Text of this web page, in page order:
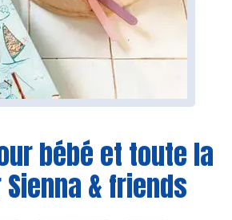
bébé et toute la
& friends